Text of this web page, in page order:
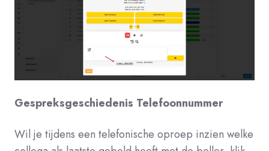
Gespreksgeschiedenis Telefoonnummer
Wil je tijdens een telefonische oproep inzien welke